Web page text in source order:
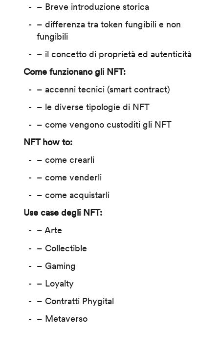
– Breve introduzione storica
– differenza tra token fungibili e non
fungibili
– il concetto di proprietà ed autenticità
Come funzionano gli NFT:
– accenni tecnici (smart contract)
– le diverse tipologie di NFT
– come vengono custoditi gli NFT
NFT how to:
– come crearli
– come venderli
– come acquistarli
Use case degli NFT:
– Arte
– Collectible
– Gaming
– Loyalty
– Contratti Phygital
– Metaverso